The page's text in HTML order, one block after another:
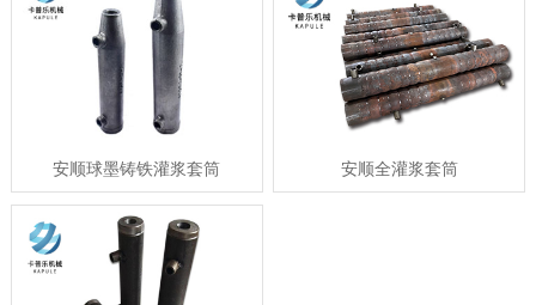
安顺球墨铸铁灌浆套筒 安顺​全灌浆套筒